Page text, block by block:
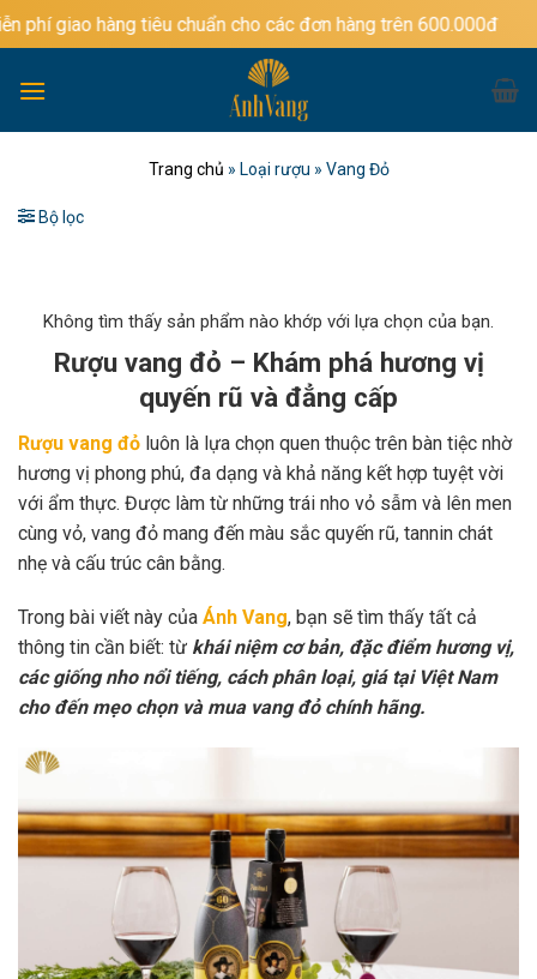
Bỏ
qua
dung
tiêu chuẩn cho các đơn hàng trên 600.000đ
Trang chủ » Loại rượu » Vang Đỏ
Bộ lọc
Không tìm thấy sản phẩm nào khớp với lựa chọn của bạn.
Rượu vang đỏ – Khám phá hương vị
quyến rũ và đẳng cấp
Rượu vang đỏ luôn là lựa chọn quen thuộc trên bàn tiệc nhờ
hương vị phong phú, đa dạng và khả năng kết hợp tuyệt vời
với ẩm thực. Được làm từ những trái nho vỏ sẫm và lên men
cùng vỏ, vang đỏ mang đến màu sắc quyến rũ, tannin chát
nhẹ và cấu trúc cân bằng.
Trong bài viết này của Ánh Vang, bạn sẽ tìm thấy tất cả
thông tin cần biết: từ khái niệm cơ bản, đặc điểm hương vị,
các giống nho nổi tiếng, cách phân loại, giá tại Việt Nam
cho đến mẹo chọn và mua vang đỏ chính hãng.